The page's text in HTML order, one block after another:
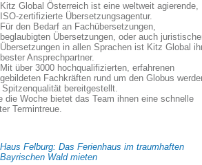
Kitz Global Österreich ist eine weltweit agierende,
ISO-zertifizierte Übersetzungsagentur.
Für den Bedarf an Fachübersetzungen,
beglaubigten Übersetzungen, oder auch
Übersetzungen in allen Sprachen ist Kitz Global
bester Ansprechpartner.
Mit über 3000 hochqualifizierten, erfahrenen
Fachkräften rund um den Globus
bereitgestellt.
die Woche bietet das Team ihnen eine schnelle
Termintreue.
Haus Felburg: Das Ferienhaus im traumhaften
Bayrischen Wald mieten